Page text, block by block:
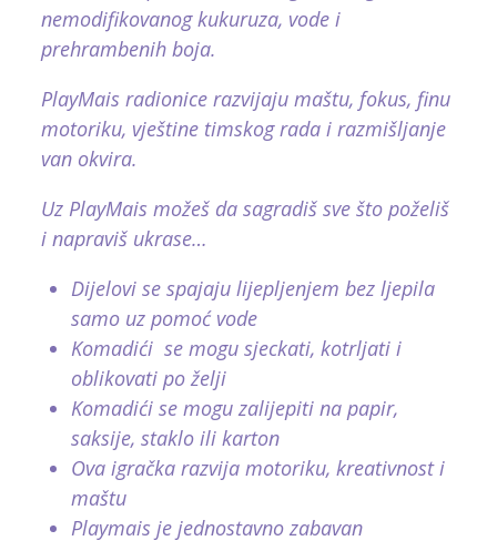
nemodifikovanog kukuruza, vode i
prehrambenih boja.
PlayMais radionice razvijaju maštu, fokus, finu
motoriku, vještine timskog rada i razmišljanje
van okvira.
Uz PlayMais možeš da sagradiš sve što poželiš
i napraviš ukrase…
Dijelovi se spajaju lijepljenjem bez ljepila
samo uz pomoć vode
Komadići se mogu sjeckati, kotrljati i
oblikovati po želji
Komadići se mogu zalijepiti na papir,
saksije, staklo ili karton
Ova igračka razvija motoriku, kreativnost i
maštu
Playmais je jednostavno zabavan